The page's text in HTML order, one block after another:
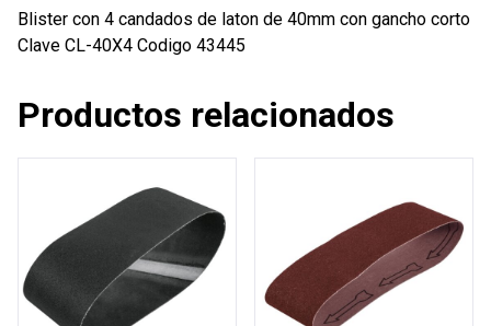
Blister con 4 candados de laton de 40mm con gancho corto
Clave CL-40X4 Codigo 43445
Productos relacionados